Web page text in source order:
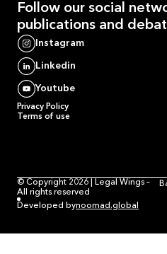
Follow our social
publications and
Instagram
Linkedin
Youtube
Privacy Policy
Terms of use
© Copyright 2026 | Legal Wings –
All rights reserved
Developed bynoomad.global